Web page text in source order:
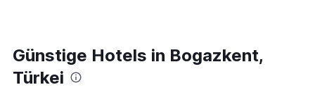
jeweiligen
Wochentag.
Das
Diagramm
Günstige Hotels in Bogazkent,
Türkei